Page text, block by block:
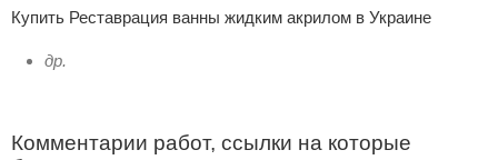
Купить Реставрация ванны жидким акрилом в Украине
др.
Комментарии работ, ссылки на которые